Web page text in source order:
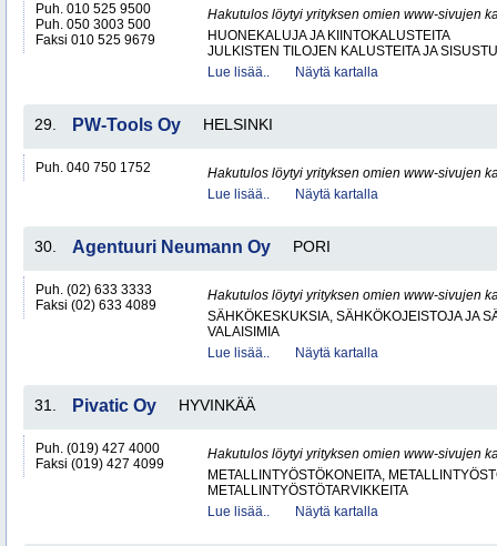
Puh. 010 525 9500
Puh. 050 3003 500
Faksi 010 525 9679
Hakutulos löytyi yrityksen omien www-sivujen
HUONEKALUJA JA KIINTOKALUSTEITA
JULKISTEN TILOJEN KALUSTEITA JA
Lue lisää..
Näytä kartalla
29. PW-Tools Oy HELSINKI
Puh. 040 750 1752
Hakutulos löytyi yrityksen omien www-sivujen
Lue lisää..
Näytä kartalla
30. Agentuuri Neumann Oy PORI
Puh. (02) 633 3333
Faksi (02) 633 4089
Hakutulos löytyi yrityksen omien www-sivujen
SÄHKÖKESKUKSIA, SÄHKÖKOJEISTOJA JA
VALAISIMIA
Lue lisää..
Näytä kartalla
31. Pivatic Oy HYVINKÄÄ
Puh. (019) 427 4000
Faksi (019) 427 4099
Hakutulos löytyi yrityksen omien www-sivujen
METALLINTYÖSTÖKONEITA,
METALLINTYÖSTÖTARVIKKEITA
Lue lisää..
Näytä kartalla